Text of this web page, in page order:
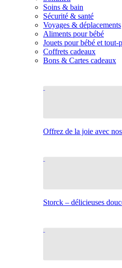
Soins & bain
Sécurité & santé
Voyages & déplacements
Aliments pour bébé
Jouets pour bébé et tout-
Coffrets cadeaux
Bons & Cartes cadeaux
Offrez de la joie avec
Storck – délicieuses